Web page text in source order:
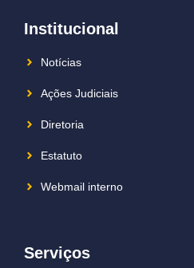
Institucional
Notícias
Ações Judiciais
Diretoria
Estatuto
Webmail interno
Serviços